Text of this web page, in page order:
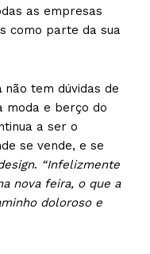
as empresas
como parte da sua
não tem dúvidas de
moda e berço do
a ser o
se vende, e se
. “Infelizmente
nova feira, o que a
doloroso e